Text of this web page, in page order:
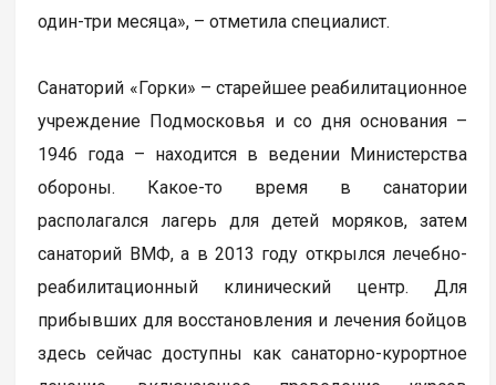
один-три месяца», – отметила специалист.
Санаторий «Горки» – старейшее реабилитационное
учреждение Подмосковья и со дня основания –
1946 года – находится в ведении Министерства
обороны. Какое-то время в санатории
располагался лагерь для детей моряков, затем
санаторий ВМФ, а в 2013 году открылся лечебно-
реабилитационный клинический центр. Для
прибывших для восстановления и лечения бойцов
здесь сейчас доступны как санаторно-курортное